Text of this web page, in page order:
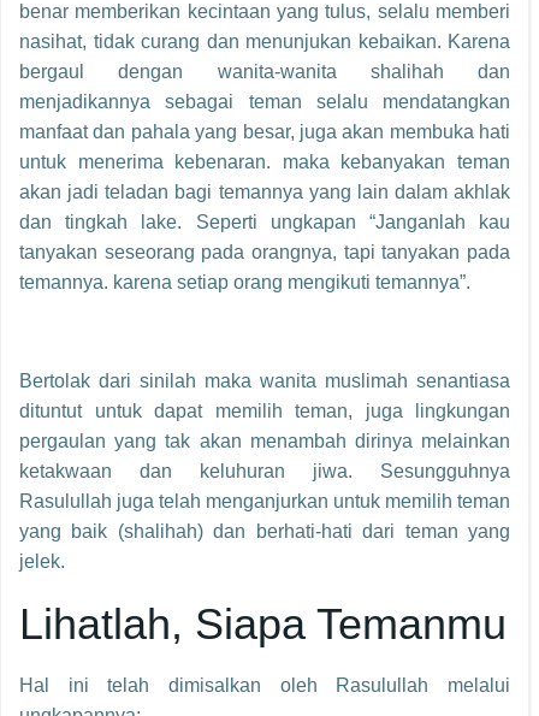
benar memberikan kecintaan yang tulus, selalu memberi
nasihat, tidak curang dan menunjukan kebaikan. Karena
bergaul dengan wanita-wanita shalihah dan
menjadikannya sebagai teman selalu mendatangkan
manfaat dan pahala yang besar, juga akan membuka hati
untuk menerima kebenaran. maka kebanyakan teman
akan jadi teladan bagi temannya yang lain dalam akhlak
dan tingkah lake. Seperti ungkapan “Janganlah kau
tanyakan seseorang pada orangnya, tapi tanyakan pada
temannya. karena setiap orang mengikuti temannya”.
Bertolak dari sinilah maka wanita muslimah senantiasa
dituntut untuk dapat memilih teman, juga lingkungan
pergaulan yang tak akan menambah dirinya melainkan
ketakwaan dan keluhuran jiwa. Sesungguhnya
Rasulullah juga telah menganjurkan untuk memilih teman
yang baik (shalihah) dan berhati-hati dari teman yang
jelek.
Lihatlah, Siapa Temanmu
Hal ini telah dimisalkan oleh Rasulullah melalui